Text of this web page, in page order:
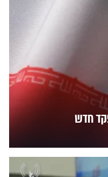
חדש